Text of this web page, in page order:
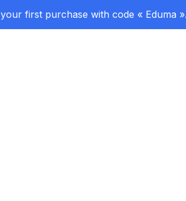
first purchase with code « Eduma